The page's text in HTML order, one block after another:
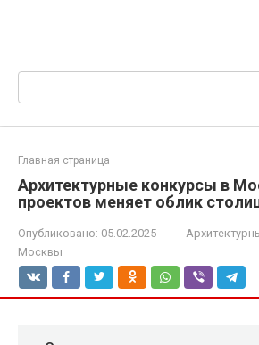
Поиск:
Главная страница
Архитектурные конкурсы в
проектов меняет облик
Опубликовано: 05.02.2025
Москвы